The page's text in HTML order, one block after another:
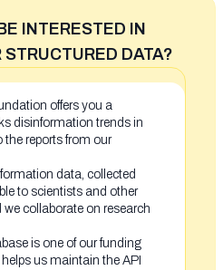
INTERESTED IN
DATA?
offers you a
disinformation trends in
the reports from our
data, collected
to scientists and other
collaborate on research
is one of our funding
us maintain the API